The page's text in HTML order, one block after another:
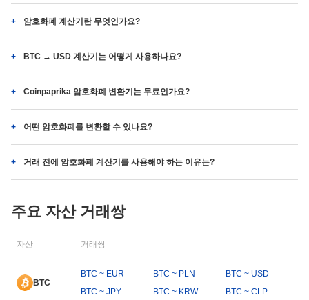
암호화폐 계산기란 무엇인가요?
BTC → USD 계산기는 어떻게 사용하나요?
Coinpaprika 암호화폐 변환기는 무료인가요?
어떤 암호화폐를 변환할 수 있나요?
거래 전에 암호화폐 계산기를 사용해야 하는 이유는?
주요 자산 거래쌍
자산 거래쌍
BTC
BTC ~ EUR BTC ~ PLN
BTC ~ USD
BTC ~ JPY
BTC ~ KRW BTC ~ CLP